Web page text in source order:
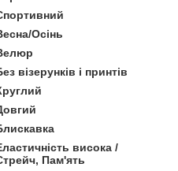
Осінь
візерунків і принтів
висока /
Пам'ять